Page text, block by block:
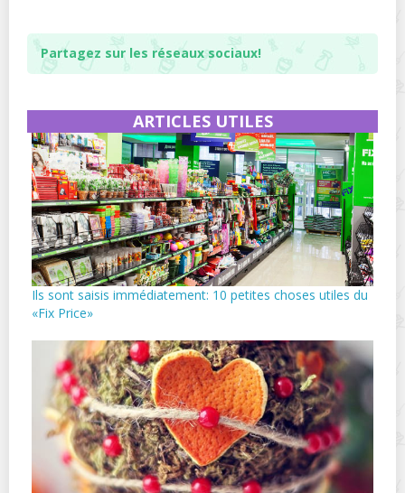
Partagez sur les réseaux sociaux!
ARTICLES UTILES
Ils sont saisis immédiatement: 10 petites choses utiles du
«Fix Price»